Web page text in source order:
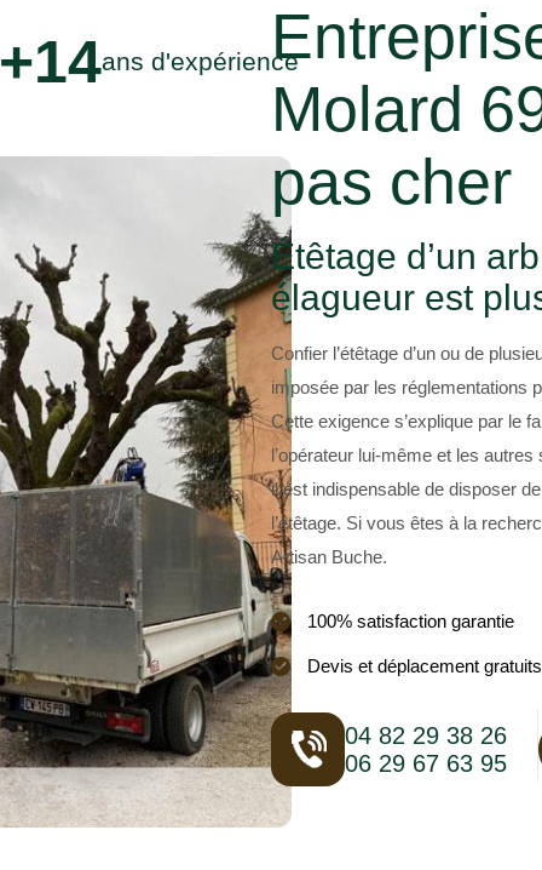
+14ans d'expérience
Molard
pas cher
Étêtage d’un
élagueur est
Confier l’étêtage d’un ou de
imposée par les réglementations
Cette exigence s’explique par le
l’opérateur lui-même et les
il est indispensable de disposer
l’étêtage. Si vous êtes à la
Artisan Buche.
100% satisfaction garantie
Devis et déplacement gratuits
04 82 29 38 26
06 29 67 63 95